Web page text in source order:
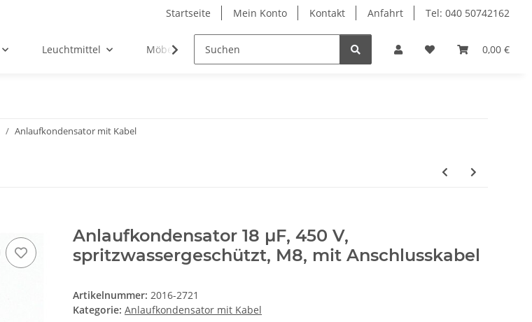
Startseite Mein Konto Kontakt Anfahrt Tel: 040 50742162
0,00 €
Leuchtmittel Möbel-Ersatzteile
Anlaufkondensator mit Kabel
Anlaufkondensator 18 µF, 450 V,
spritzwassergeschützt, M8, mit Anschlusskabel
Artikelnummer: 2016-2721
Kategorie: Anlaufkondensator mit Kabel